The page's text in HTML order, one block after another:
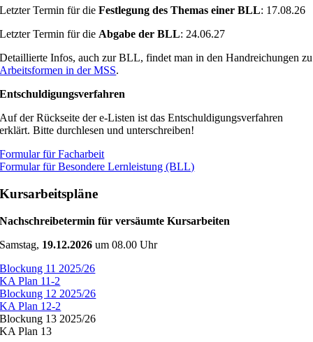
Letzter Termin für dieFestlegung des Themas einer BLL: 17.08.26
Letzter Termin für die Abgabe der BLL: 24.06.27
Detaillierte Infos, auch zur BLL, findet man in den Handreichungen zu
Arbeitsformen in der MSS.
Entschuldigungsverfahren
Auf der Rückseite der e-Listen ist das Entschuldigungsverfahren
erklärt. Bitte durchlesen und unterschreiben!
Formular für Facharbeit
Formular für Besondere Lernleistung (BLL)
Kursarbeitspläne
Nachschreibetermin für versäumte Kursarbeiten
Samstag, 19.12.2026 um 08.00 Uhr
Blockung 11 2025/26
KA Plan 11-2
Blockung 12 2025/26
KA Plan 12-2
Blockung 13 2025/26
KA Plan 13